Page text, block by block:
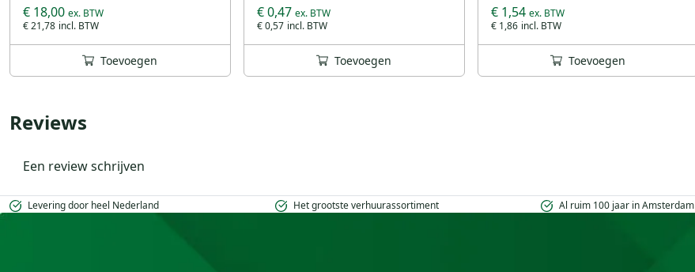
€ 21,78
€ 18,00
Toevoegen
€ 0,57
€ 0,47
Toevoegen
€ 1,86
€ 1,54
Toevoegen
Reviews
Een review schrijven
Levering door heel Nederland Het grootste verhuurassortiment Al ruim 100 jaar in Amsterdam